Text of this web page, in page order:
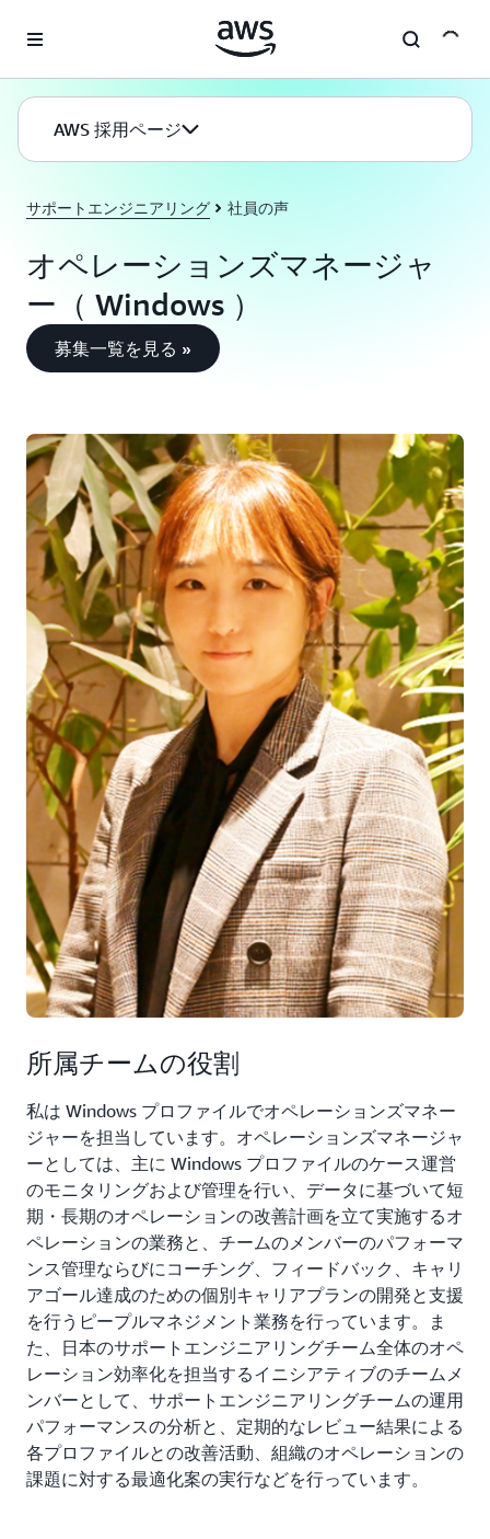
AWS 採用ページ
サポートエンジニアリング 社員の声
オペレーションズマネージャ
ー（ Windows ）
募集一覧を見る »
所属チームの役割
私は Windows プロファイルでオペレーションズマネー
ジャーを担当しています。オペレーションズマネージャ
ーとしては、主に Windows プロファイルのケース運営
のモニタリングおよび管理を行い、データに基づいて短
期・長期のオペレーションの改善計画を立て実施するオ
ペレーションの業務と、チームのメンバーのパフォーマ
ンス管理ならびにコーチング、フィードバック、キャリ
アゴール達成のための個別キャリアプランの開発と支援
を行うピープルマネジメント業務を行っています。ま
た、日本のサポートエンジニアリングチーム全体のオペ
レーション効率化を担当するイニシアティブのチームメ
ンバーとして、サポートエンジニアリングチームの運用
パフォーマンスの分析と、定期的なレビュー結果による
各プロファイルとの改善活動、組織のオペレーションの
課題に対する最適化案の実行などを行っています。